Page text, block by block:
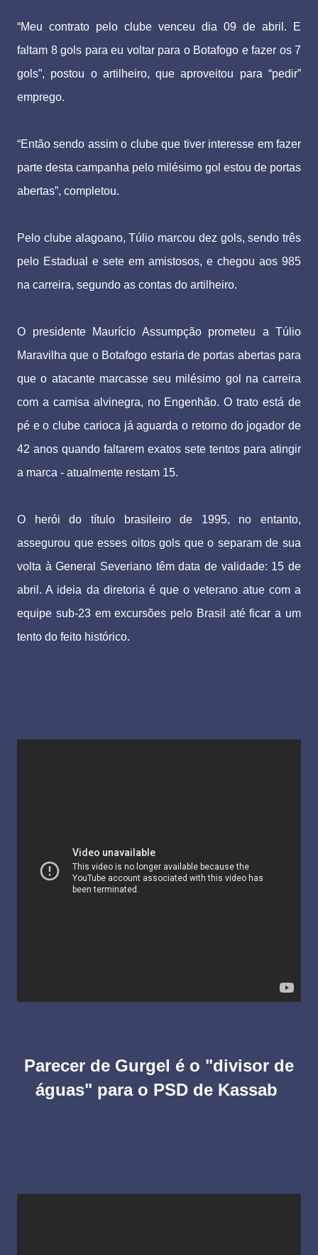
“Meu contrato pelo clube venceu dia 09 de abril. E
faltam 8 gols para eu voltar para o Botafogo e fazer os 7
gols”, postou o artilheiro, que aproveitou para “pedir”
emprego.
“Então sendo assim o clube que tiver interesse em fazer
parte desta campanha pelo milésimo gol estou de portas
abertas”, completou.
Pelo clube alagoano, Túlio marcou dez gols, sendo três
pelo Estadual e sete em amistosos, e chegou aos 985
na carreira, segundo as contas do artilheiro.
O presidente Maurício Assumpção prometeu a Túlio
Maravilha que o Botafogo estaria de portas abertas para
que o atacante marcasse seu milésimo gol na carreira
com a camisa alvinegra, no Engenhão. O trato está de
pé e o clube carioca já aguarda o retorno do jogador de
42 anos quando faltarem exatos sete tentos para atingir
a marca - atualmente restam 15.
O herói do título brasileiro de 1995, no entanto,
assegurou que esses oitos gols que o separam de sua
volta à General Severiano têm data de validade: 15 de
abril. A ideia da diretoria é que o veterano atue com a
equipe sub-23 em excursões pelo Brasil até ficar a um
tento do feito histórico.
Parecer de Gurgel é o "divisor de
águas" para o PSD de Kassab